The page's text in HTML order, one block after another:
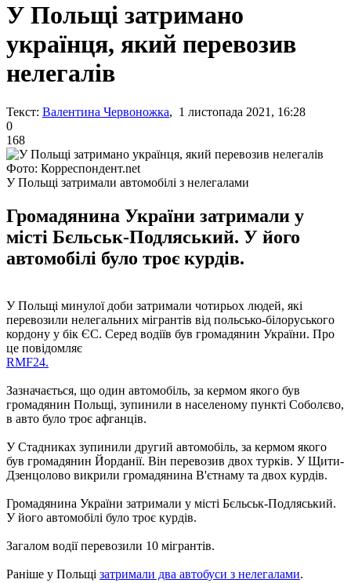
У Польщі затримано
українця, який перевозив
нелегалів
Текст: Валентина Червоножка, 1 листопада 2021, 16:28
0
168
Фото: Корреспондент.net
У Польщі затримали автомобілі з нелегалами
Громадянина України затримали у
місті Бєльськ-Подляський. У його
автомобілі було троє курдів.
У Польщі минулої доби затримали чотирьох людей, які
перевозили нелегальних мігрантів від польсько-білоруського
кордону у бік ЄС. Серед водіїв був громадянин України. Про
це повідомляє
RMF24.
Зазначається, що один автомобіль, за кермом якого був
громадянин Польщі, зупинили в населеному пункті Соболєво,
в авто було троє афганців.
У Стадниках зупинили другий автомобіль, за кермом якого
був громадянин Йорданії. Він перевозив двох турків. У Щити-
Дзенцолово викрили громадянина В'єтнаму та двох курдів.
Громадянина України затримали у місті Бєльськ-Подляський.
У його автомобілі було троє курдів.
Загалом водії перевозили 10 мігрантів.
Раніше у Польщі затримали два автобуси з нелегалами.